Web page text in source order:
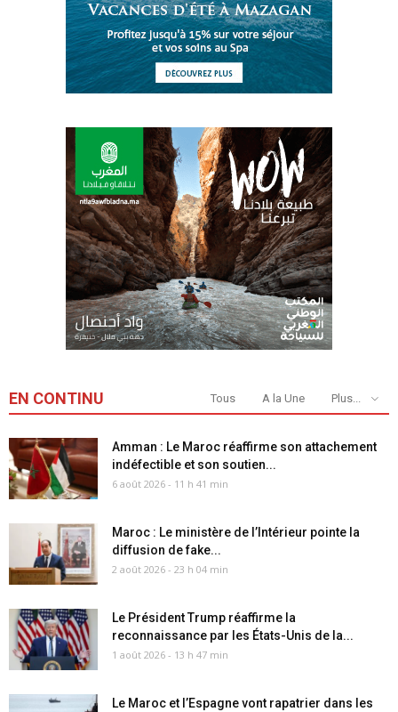
EN CONTINU Tous A la Une Plus...
Amman : Le Maroc réaffirme son attachement
indéfectible et son soutien...
6 août 2026 - 11 h 41 min
Maroc : Le ministère de l’Intérieur pointe la
diffusion de fake...
2 août 2026 - 23 h 04 min
Le Président Trump réaffirme la
reconnaissance par les États-Unis de la...
1 août 2026 - 13 h 47 min
Le Maroc et l’Espagne vont rapatrier dans les